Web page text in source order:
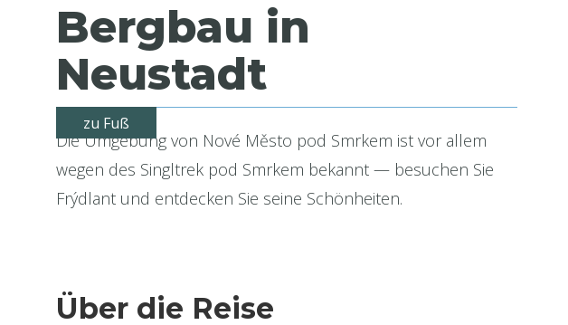
Bergbau in
Neustadt
zu Fuß
Die Umgebung von Nové Město pod Smrkem ist vor allem
wegen des Singltrek pod Smrkem bekannt — besuchen Sie
Frýdlant und entdecken Sie seine Schönheiten.
Über die Reise